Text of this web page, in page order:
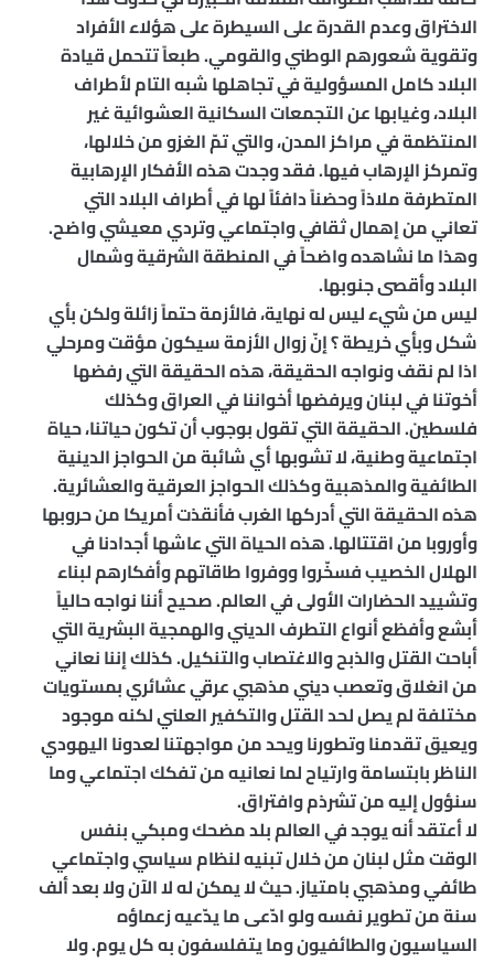
الاختراق وعدم القدرة على السيطرة على هؤلاء الأفراد
وتقوية شعورهم الوطني والقومي. طبعاً تتحمل قيادة
البلاد كامل المسؤولية في تجاهلها شبه التام لأطراف
البلاد، وغيابها عن التجمعات السكانية العشوائية غير
المنتظمة في مراكز المدن، والتي تمّ الغزو من خلالها،
وتمركز الإرهاب فيها. فقد وجدت هذه الأفكار الإرهابية
المتطرفة ملاذاً وحضناً دافئاً لها في أطراف البلاد التي
تعاني من إهمال ثقافي واجتماعي وتردي معيشي واضح.
وهذا ما نشاهده واضحاً في المنطقة الشرقية وشمال
البلاد وأقصى جنوبها.
ليس من شيء ليس له نهاية، فالأزمة حتماً زائلة ولكن بأي
شكل وبأي خريطة ؟ إنّ زوال الأزمة سيكون مؤقت ومرحلي
اذا لم نقف ونواجه الحقيقة، هذه الحقيقة التي رفضها
أخوتنا في لبنان ويرفضها أخواننا في العراق وكذلك
فلسطين. الحقيقة التي تقول بوجوب أن تكون حياتنا، حياة
اجتماعية وطنية، لا تشوبها أي شائبة من الحواجز الدينية
الطائفية والمذهبية وكذلك الحواجز العرقية والعشائرية.
هذه الحقيقة التي أدركها الغرب فأنقذت أمريكا من حروبها
وأوروبا من اقتتالها. هذه الحياة التي عاشها أجدادنا في
الهلال الخصيب فسخّروا ووفروا طاقاتهم وأفكارهم لبناء
وتشييد الحضارات الأولى في العالم. صحيح أننا نواجه حالياً
أبشع وأفظع أنواع التطرف الديني والهمجية البشرية التي
أباحت القتل والذبح والاغتصاب والتنكيل. كذلك إننا نعاني
من انغلاق وتعصب ديني مذهبي عرقي عشائري بمستويات
مختلفة لم يصل لحد القتل والتكفير العلني لكنه موجود
ويعيق تقدمنا وتطورنا ويحد من مواجهتنا لعدونا اليهودي
الناظر بابتسامة وارتياح لما نعانيه من تفكك اجتماعي وما
سنؤول إليه من تشرذم وافتراق.
لا أعتقد أنه يوجد في العالم بلد مضحك ومبكي بنفس
الوقت مثل لبنان من خلال تبنيه لنظام سياسي واجتماعي
طائفي ومذهبي بامتياز. حيث لا يمكن له لا الآن ولا بعد ألف
سنة من تطوير نفسه ولو ادّعى ما يدّعيه زعماؤه
السياسيون والطائفيون وما يتفلسفون به كل يوم. ولا